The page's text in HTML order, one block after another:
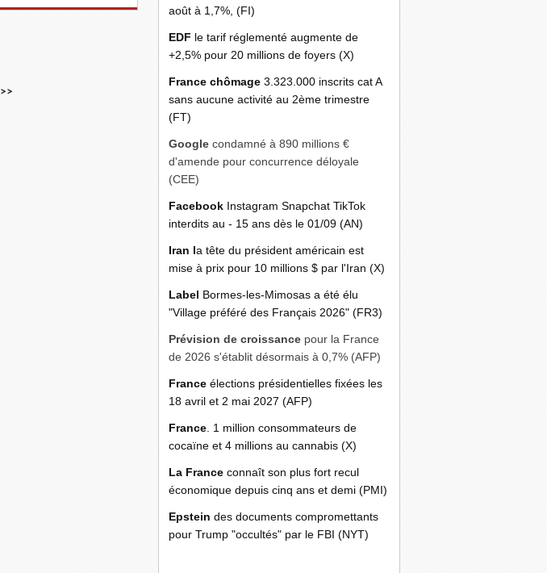
>>
août à 1,7%, (FI)
EDF le tarif réglementé augmente de
+2,5% pour 20 millions de foyers (X)
France chômage 3.323.000 inscrits cat A
sans aucune activité au 2ème trimestre
(FT)
Google condamné à 890 millions €
d'amende pour concurrence déloyale
(CEE)
Facebook Instagram Snapchat TikTok
interdits au - 15 ans dès le 01/09 (AN)
Iran la tête du président américain est
mise à prix pour 10 millions $ par l'Iran (X)
Label Bormes-les-Mimosas a été élu
"Village préféré des Français 2026" (FR3)
Prévision de croissance pour la France
de 2026 s'établit désormais à 0,7% (AFP)
France élections présidentielles fixées les
18 avril et 2 mai 2027 (AFP)
France . 1 million consommateurs de
cocaïne et 4 millions au cannabis (X)
La France connaît son plus fort recul
économique depuis cinq ans et demi (PMI)
Epstein des documents compromettants
pour Trump "occultés" par le FBI (NYT)